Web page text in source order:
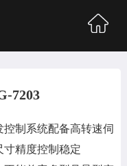
7203
制系统配备高转速伺
寸精度控制稳定